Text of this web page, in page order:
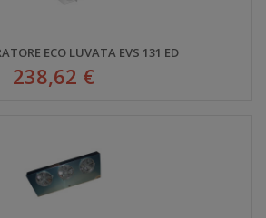
ECO LUVATA EVS 131 ED
238,62 €